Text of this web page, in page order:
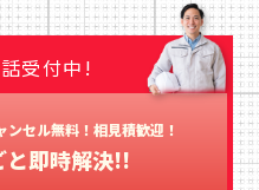
受付中!
セル無料！相見積歓迎！
と即時解決!!